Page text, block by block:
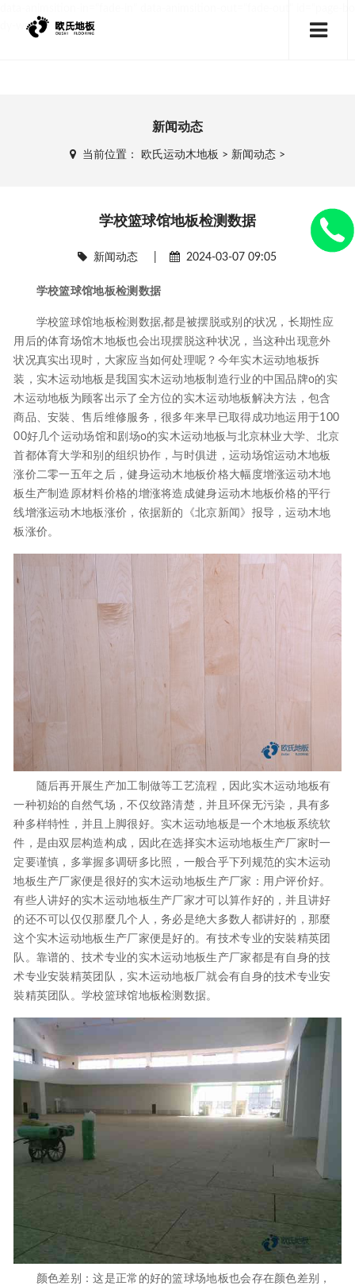
dy-wrap">
新闻动态
当前位置： 欧氏运动木地板 > 新闻动态 >
学校篮球馆地板检测数据
新闻动态 2024-03-07 09:05
学校篮球馆地板检测数据
学校篮球馆地板检测数据,都是被摆脱或别的状况，长期性应
用后的体育场馆木地板也会出現摆脱这种状况，当这种出现意外
状况真实出現时，大家应当如何处理呢？今年实木运动地板拆
装，实木运动地板是我国实木运动地板制造行业的中国品牌o的实
木运动地板为顾客出示了全方位的实木运动地板解决方法，包含
商品、安裝、售后维修服务，很多年来早已取得成功地运用于100
00好几个运动场馆和剧场o的实木运动地板与北京林业大学、北京
首都体育大学和别的组织协作，与时俱进，运动场馆运动木地板
涨价二零一五年之后，健身运动木地板价格大幅度增涨运动木地
板生产制造原材料价格的增涨将造成健身运动木地板价格的平行
线增涨运动木地板涨价，依据新的《北京新闻》报导，运动木地
板涨价。
随后再开展生产加工制做等工艺流程，因此实木运动地板有
一种初始的自然气场，不仅纹路清楚，并且环保无污染，具有多
种多样特性，并且上脚很好。实木运动地板是一个木地板系统软
件，是由双层构造构成，因此在选择实木运动地板生产厂家时一
定要谨慎，多掌握多调研多比照，一般合乎下列规范的实木运动
地板生产厂家便是很好的实木运动地板生产厂家：用户评价好。
有些人讲好的实木运动地板生产厂家才可以算作好的，并且讲好
的还不可以仅仅那麼几个人，务必是绝大多数人都讲好的，那麼
这个实木运动地板生产厂家便是好的。有技术专业的安裝精英团
队。靠谱的、技术专业的实木运动地板生产厂家都是有自身的技
术专业安裝精英团队，实木运动地板厂就会有自身的技术专业安
裝精英团队。学校篮球馆地板检测数据。
颜色差别：这是正常的好的篮球场地板也会存在颜色差别，